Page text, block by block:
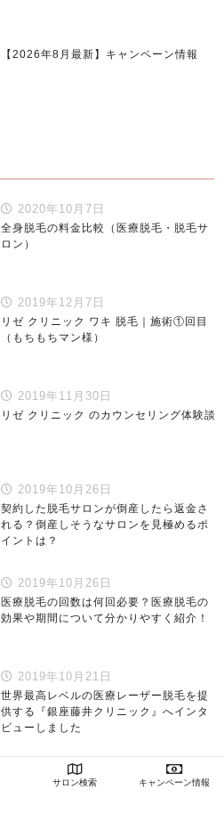
【2026年8月最新】キャンペーン情報
2020年10月7日
全身脱毛の料金比較（医療脱毛・脱毛サ
ロン）
2019年12月7日
リゼ クリニック ワキ 脱毛｜施術①回目
（もちもちマン様）
2019年11月30日
リゼ クリニック のカウンセリング体験談
2019年10月26日
契約した脱毛サロンが倒産したら返金さ
れる？倒産しそうなサロンを見極めるポ
イントは？
2019年10月26日
医療脱毛の回数は何回必要？医療脱毛の
効果や期間について分かりやすく紹介！
2019年10月21日
世界最高レベルの医療レーザー脱毛を提
供する『銀座藤井クリニック』へインタ
ビューしました
2019年10月20日
産後はいつから脱毛できる？授乳中の脱
サロン検索 キャンペーン情報